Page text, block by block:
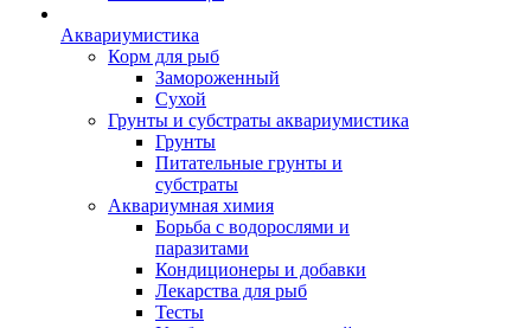
Аквариумистика
Корм для рыб
Замороженный
Сухой
Грунты и субстраты аквариумистика
Грунты
Питательные грунты и
субстраты
Аквариумная химия
Борьба с водорослями и
паразитами
Кондиционеры и добавки
Лекарства для рыб
Тесты